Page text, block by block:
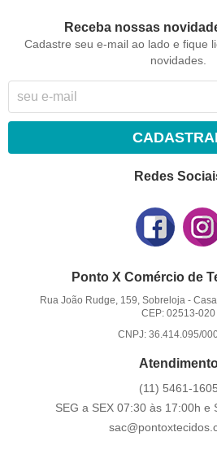
Receba nossas
Cadastre seu e-mail ao lado e fique
novidades.
Redes
Ponto X Comércio de
Rua João Rudge, 159, Sobreloja-
CEP: 02513-020
CNPJ: 36.414.095/
(11) 5461-1605
SEG a SEX 07:30 às 17:00h e